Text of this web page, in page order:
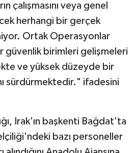
çalışmasını veya genel
herhangi bir gerçek
Ortak Operasyonlar
güvenlik birimleri gelişmeleri
ve yüksek düzeyde bir
sürdürmektedir." ifadesini
Irak'ın başkenti Bağdat'ta
bazı personeller